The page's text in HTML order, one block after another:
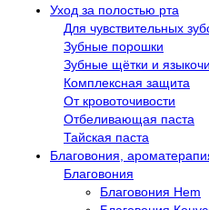
Уход за полостью рта
Для чувствительных
Зубные порошки
Зубные щётки и
Комплексная защита
От кровоточивости
Отбеливающая паста
Тайская паста
Благовония,
Благовония
Благовония Hem